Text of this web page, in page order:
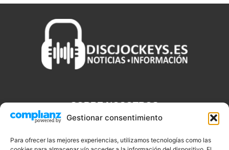
Gestionar consentimiento
Para ofrecer las mejores experiencias, utilizamos tecnologías como las
SOBRE NOSOTROS
que necesitas saber sobre noticias, novedades, tecnologías y